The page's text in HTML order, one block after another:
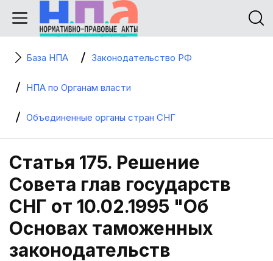
База НПА Законодательство РФ
НПА по Органам власти
Объединенные органы стран СНГ
Статья 175. Решение
Совета глав государств
СНГ от 10.02.1995 "Об
Основах таможенных
законодательств